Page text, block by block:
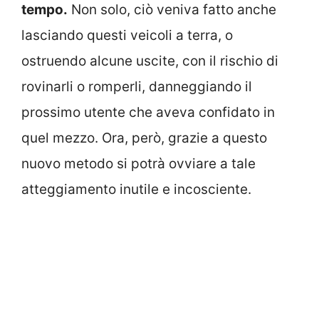
tempo. Non solo, ciò veniva fatto anche
lasciando questi veicoli a terra, o
ostruendo alcune uscite, con il rischio di
rovinarli o romperli, danneggiando il
prossimo utente che aveva confidato in
quel mezzo. Ora, però, grazie a questo
nuovo metodo si potrà ovviare a tale
atteggiamento inutile e incosciente.